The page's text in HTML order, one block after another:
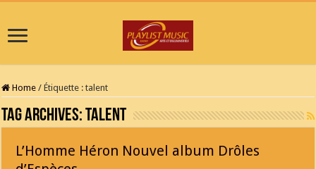
Home / Étiquette :talent
Tag Archives:talent
L’Homme Héron Nouvel album Drôles